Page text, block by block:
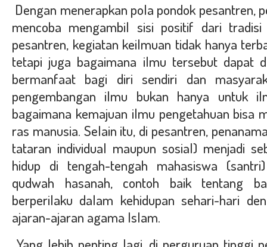
Dengan menerapkan pola pondok pesantren,
mencoba mengambil sisi positif dari tradisi
pesantren, kegiatan keilmuan tidak hanya
tetapi juga bagaimana ilmu tersebut dapat
bermanfaat bagi diri sendiri dan
pengembangan ilmu bukan hanya untuk
bagaimana kemajuan ilmu pengetahuan bisa
ras manusia. Selain itu, di pesantren,
tataran individual maupun sosial) menjadi
hidup di tengah-tengah mahasiswa
qudwah hasanah, contoh baik tentang
berperilaku dalam kehidupan sehari-hari
ajaran-ajaran agama Islam.